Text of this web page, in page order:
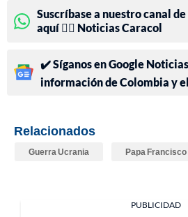
Suscríbase a nuestro canal
aquí 👉🏻 Noticias Caracol
✔️ Síganos en Google
información de Colombia y
Relacionados
Guerra Ucrania Papa Francisco
PUBLICIDAD